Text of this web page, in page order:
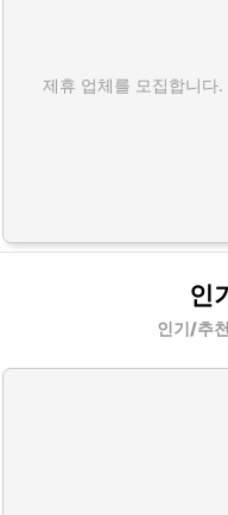
제휴 업체를 모집합니다.
인
인기/추